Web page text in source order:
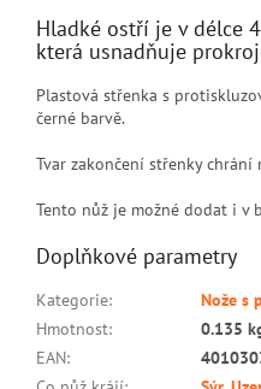
Hladké ostří je v délce
která usnadňuje
Plastová střenka s
černé barvě.
Tvar zakončení střenky
Tento nůž je možné dodat i v
Doplňkové parametry
Kategorie:
Nože s
Hmotnost:
0.135
EAN: